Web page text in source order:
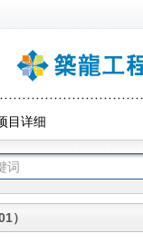
目详细
）